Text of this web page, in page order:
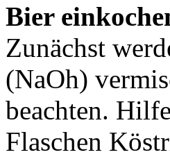
Bier
Zunächst
(NaOh)
beachten.
Flaschen